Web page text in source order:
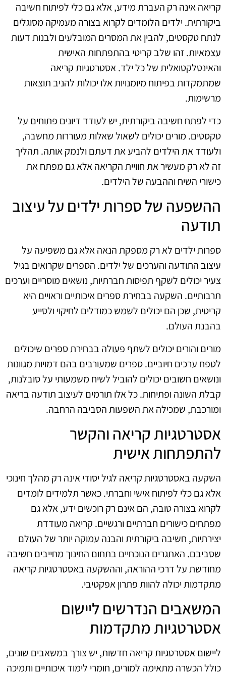
קריאה אינה רק העברת מידע, אלא גם כלי לפיתוח חשיבה
ביקורתית. ילדים הלומדים לקרוא בצורה מעמיקה מסוגלים
לנתח טקסטים, להבין את המסרים המובלעים ולבנות דעות
עצמאיות. זהו שלב קריטי בהתפתחות האישית
והאינטלקטואלית של כל ילד. אסטרטגיות קריאה
שמתמקדות בפיתוח מיומנויות אלו יכולות להניב תוצאות
מרשימות.
כדי לפתח חשיבה ביקורתית, יש לעודד דיונים פתוחים על
טקסטים. מורים יכולים לשאול שאלות מעוררות מחשבה,
ולעודד את הילדים להביע את דעתם ולנמק אותה. תהליך
זה לא רק מעשיר את חוויית הקריאה אלא גם מפתח את
כישורי השיח וההבעה של הילדים.
ההשפעה של ספרות ילדים על עיצוב
תודעה
ספרות ילדים לא רק מספקת הנאה אלא גם משפיעה על
עיצוב התודעה והערכים של ילדים. הספרים שקרואים בגיל
צעיר יכולים לשקף תפיסות חברתיות, נושאים מוסריים וערכים
תרבותיים. השקעה בבחירת ספרים איכותיים וראויים היא
קריטית, שכן הם יכולים לשמש כמודלים לחיקוי ולסייע
בהבנת העולם.
מורים והורים יכולים לשתף פעולה בבחירת ספרים שיכולים
לטפח ערכים חיוביים. ספרים שמעורבים בהם דמויות מגוונות
ונושאים חשובים יכולים להוביל לשיח משמעותי על סובלנות,
קבלת השונה ופתיחות. כל אלו תורמים לעיצוב תודעה בריאה
ומורכבת, שמכילה את השפעות הסביבה הרחבה.
אסטרטגיות קריאה והקשר
להתפתחות אישית
השקעה באסטרטגיות קריאה לגיל יסודי אינה רק מהלך חינוכי
אלא גם כלי לפיתוח אישי וחברתי. כאשר תלמידים לומדים
לקרוא בצורה טובה, הם אינם רק רוכשים ידע, אלא גם
מפתחים כישורים חברתיים ורגשיים. קריאה מעודדת
יצירתיות, חשיבה ביקורתית והבנה עמוקה יותר של העולם
שסביבם. האתגרים הנוכחיים בתחום החינוך מחייבים חשיבה
מחודשת על דרכי ההוראה, וההשקעה באסטרטגיות קריאה
מתקדמות יכולה להוות פתרון אפקטיבי.
המשאבים הנדרשים ליישום
אסטרטגיות מתקדמות
ליישום אסטרטגיות קריאה חדשות, יש צורך במשאבים שונים,
כולל הכשרה מתאימה למורים, חומרי לימוד איכותיים ותמיכה